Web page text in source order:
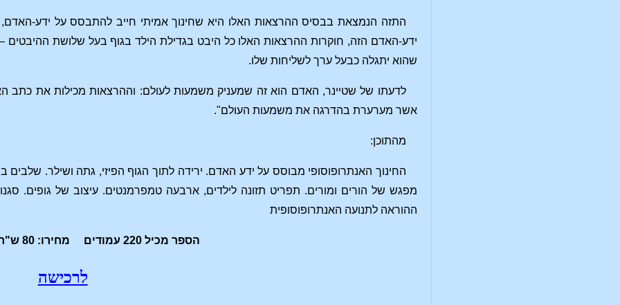
התזה הנמצאת בבסיס ההרצאות האלו היא שחינוך אמיתי חייב להתבסס על ידע-האדם,
ידע-האדם הזה, חוקרות ההרצאות האלו כל היבט בגדילת הילד בגוף בעל שלושת
שהוא יתגלה כבעל ערך לשליחות שלו.
לדעתו של שטיינר, האדם הוא זה שמעניק משמעות לעולם: וההרצאות מכילות את כתב
אשר מערערת בהדרגה את משמעות העולם".
מהתוכן:
החינוך האנתרופוסופי מבוסס על ידע האדם. ירידה לתוך הגוף הפיזי, גתה ושילר. שלבים
מפגש של הורים ומורים. תפריט תזונה לילדים, ארבעה טמפרמנטים. עיצוב של גופים.
ההוראה לתנועה האנתרופוסופית
הספר מכיל 220 עמודים מחירו: 80 ש"ח הוצאת כחותם
לרכישה